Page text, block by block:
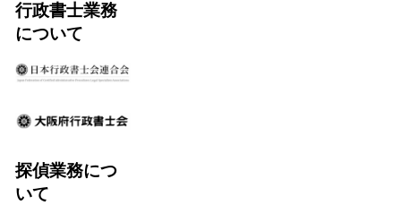
行政書士業務
について
探偵業務につ
いて